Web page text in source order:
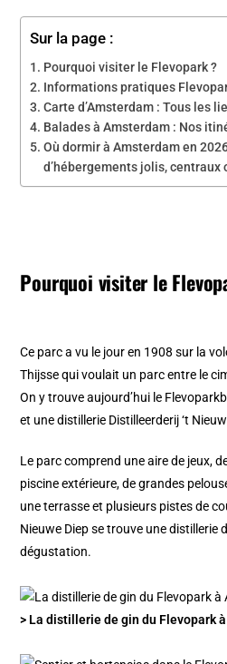
Sur la page :
Pourquoi visiter le Flevopark ?
Informations pratiques
Carte d’Amsterdam : Tous les
Balades à Amsterdam : Nos
Où dormir à Amsterdam en
d’hébergements jolis, centraux
Pourquoi visiter le
Ce parc a vu le jour en 1908 sur la
Thijsse qui voulait un parc entre le
On y trouve aujourd’hui le
et une distillerie Distilleerderij ‘t
Le parc comprend une aire de jeux,
piscine extérieure, de grandes
une terrasse et plusieurs pistes de
Nieuwe Diep se trouve une distillerie
dégustation.
> La distillerie de gin du Flevopark